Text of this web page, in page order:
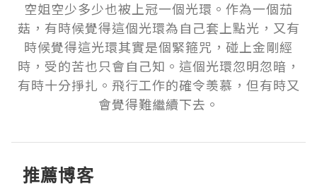
空姐空少多少也被上冠一個光環。作為一個茄
菇，有時候覺得這個光環為自己套上點光，又有
時候覺得這光環其實是個緊箍咒，碰上金剛經
時，受的苦也只會自己知。這個光環忽明忽暗，
有時十分掙扎。飛行工作的確令羡慕，但有時又
會覺得難繼續下去。
推薦博客